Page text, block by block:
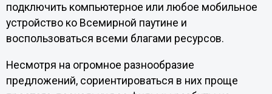
подключить компьютерное или любое мобильное
устройство ко Всемирной паутине и
воспользоваться всеми благами ресурсов.
Несмотря на огромное разнообразие
предложений, сориентироваться в них проще